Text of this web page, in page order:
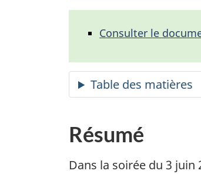
Consulter le
Résumé
Dans la soirée du 3 juin